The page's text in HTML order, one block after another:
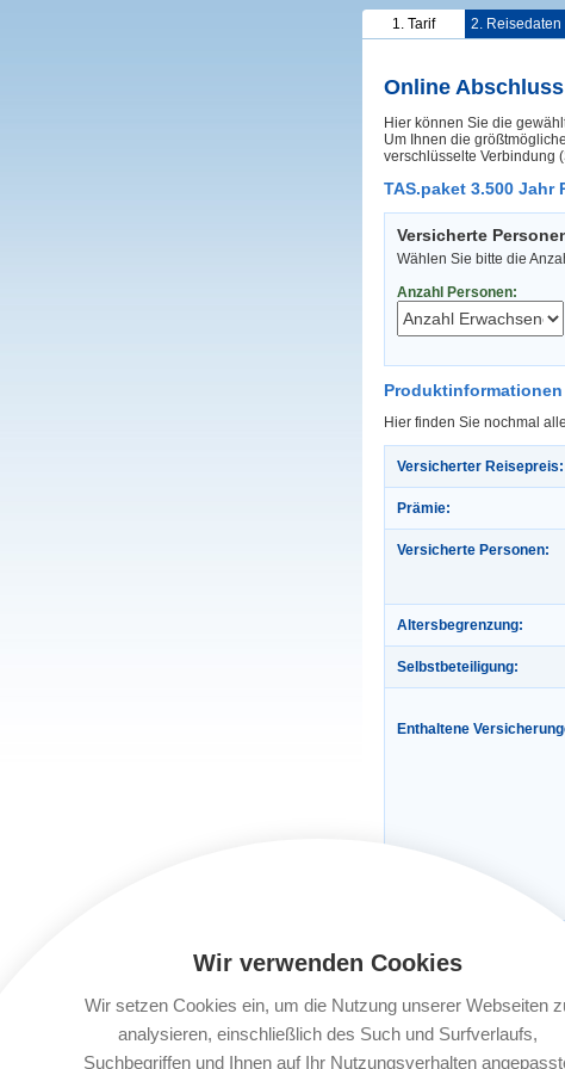
1. Tarif 2. Reisedaten
Online Abschluss
Hier können Sie die
Um Ihnen die
verschlüsselte Verbindung
TAS.paket 3.500 Jahr
Versicherte
Wählen Sie bitte die
Anzahl Personen:
Produktinformationen
Hier finden Sie nochmal
Versicherter Reisepreis:
Prämie:
Versicherte Personen:
Altersbegrenzung:
Selbstbeteiligung:
Enthaltene
Automatische
Buchungsfrist:
Wir verwenden Cookies
Wir setzen Cookies ein, um die Nutzung unserer Webseiten
analysieren, einschließlich des Such und Surfverlaufs,
Suchbegriffen und Ihnen auf Ihr Nutzungsverhalten